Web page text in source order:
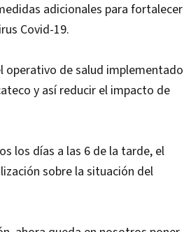
adicionales para fortalecer
Covid-19.
operativo de salud implementado
y así reducir el impacto de
los días a las 6 de la tarde, el
sobre la situación del